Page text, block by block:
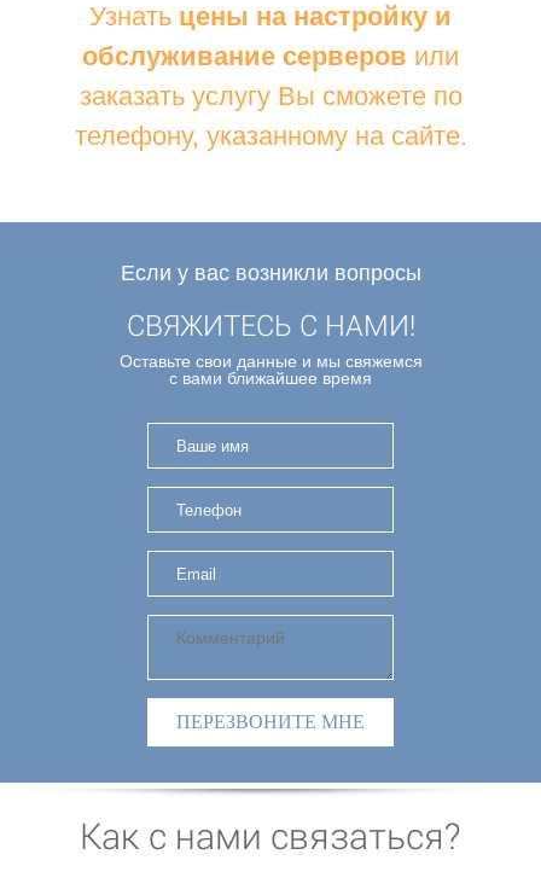
Узнать цены на настройку и
обслуживание серверов или
заказать услугу Вы сможете по
телефону, указанному на сайте.
Если у вас возникли вопросы
СВЯЖИТЕСЬ С НАМИ!
Оставьте свои данные и мы свяжемся
с вами ближайшее время
ПЕРЕЗВОНИТЕ МНЕ
Как с нами связаться?